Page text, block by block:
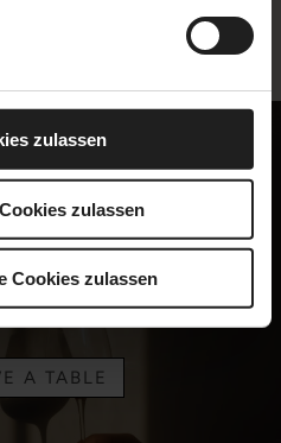
zulassen
zulassen
Cookies zulassen
table now
A TABLE